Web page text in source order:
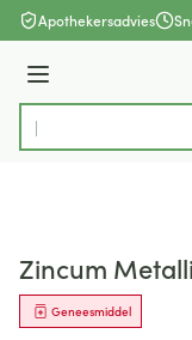
Ga naar de inhoud
Apothekersadvies
Menu
Product, merk,
Zincum
Geneesmiddel